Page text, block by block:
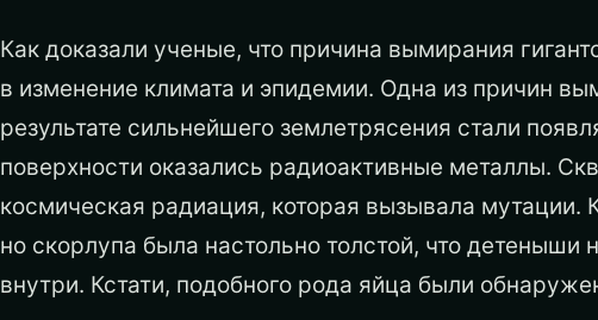
Как доказали ученые, что причина вымирания
в изменение климата и эпидемии. Одна из причин
результате сильнейшего землетрясения стали
поверхности оказались радиоактивные металлы.
космическая радиация, которая вызывала
но скорлупа была настольно толстой, что детеныши
внутри. Кстати, подобного рода яйца были